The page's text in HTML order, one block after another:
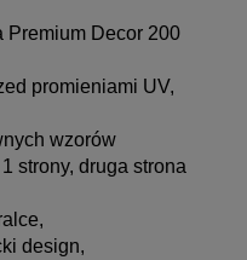
Premium Decor 200
promieniami UV,
wzorów
strony, druga strona
design,